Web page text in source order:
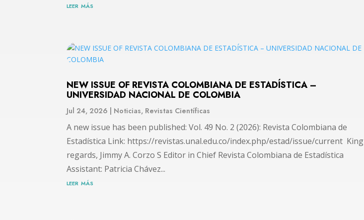
leer más
NEW ISSUE OF REVISTA COLOMBIANA DE ESTADÍSTICA –
UNIVERSIDAD NACIONAL DE COLOMBIA
Jul 24, 2026 Noticias, Revistas Científicas
A new issue has been published: Vol. 49 No. 2 (2026): Revista Colombiana de
Estadística Link: https://revistas.unal.edu.co/index.php/estad/issue/current King
regards, Jimmy A. Corzo S Editor in Chief Revista Colombiana de Estadística
Assistant: Patricia Chávez...
leer más